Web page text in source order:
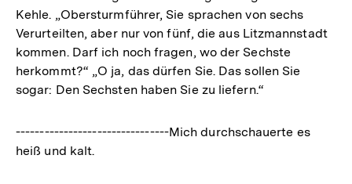
Kehle. „Obersturmführer, Sie sprachen von sechs
Verurteilten, aber nur von fünf, die aus Litzmannstadt
kommen. Darf ich noch fragen, wo der Sechste
herkommt?“ „O ja, das dürfen Sie. Das sollen Sie
sogar: Den Sechsten haben Sie zu liefern.“
--------------------------------Mich durchschauerte es
heiß und kalt.